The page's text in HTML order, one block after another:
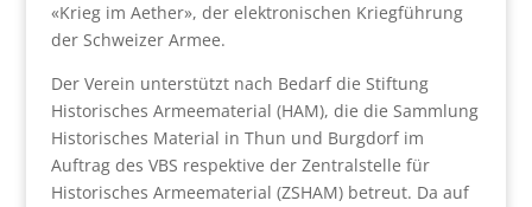
«Krieg im Aether», der elektronischen Kriegführung
der Schweizer Armee.
Der Verein unterstützt nach Bedarf die Stiftung
Historisches Armeematerial (HAM), die die Sammlung
Historisches Material in Thun und Burgdorf im
Auftrag des VBS respektive der Zentralstelle für
Historisches Armeematerial (ZSHAM) betreut. Da auf